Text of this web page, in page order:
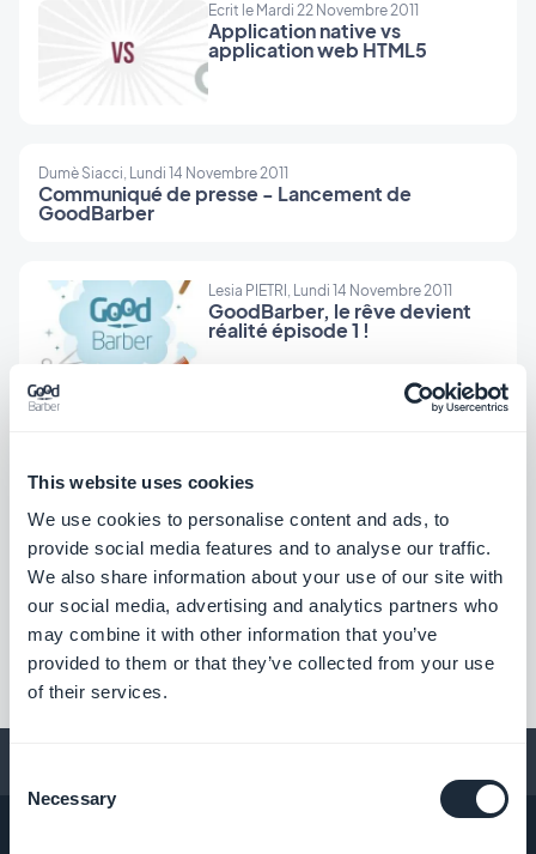
This website uses cookies
We use cookies to personalise content and ads, to
provide social media features and to analyse our traffic.
We also share information about your use of our site with
our social media, advertising and analytics partners who
may combine it with other information that you’ve
provided to them or that they’ve collected from your use
of their services.
Selection
Necessary
Ecrit le Mardi 22 Novembre 2011
Application native vs
application web HTML5
Dumè Siacci, Lundi 14 Novembre 2011
Communiqué de presse - Lancement de
GoodBarber
Lesia PIETRI, Lundi 14 Novembre 2011
GoodBarber, le rêve devient
réalité épisode 1 !
Le support technique : notre
équipe est là pour vous aider !